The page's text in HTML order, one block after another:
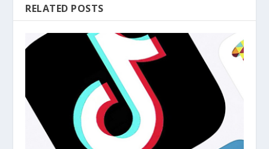
RELATED POSTS